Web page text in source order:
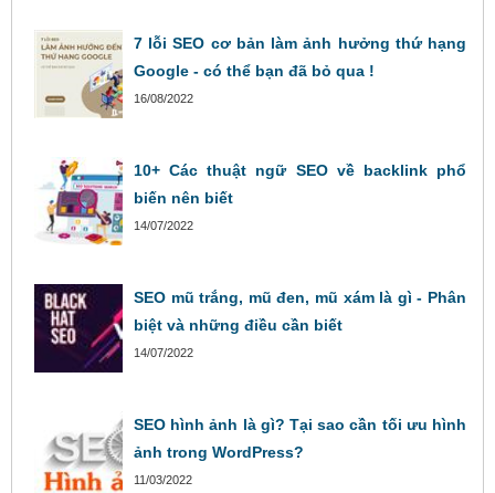
7 lỗi SEO cơ bản làm ảnh hưởng thứ hạng
Google - có thể bạn đã bỏ qua !
16/08/2022
10+ Các thuật ngữ SEO về backlink phổ
biến nên biết
14/07/2022
SEO mũ trắng, mũ đen, mũ xám là gì - Phân
biệt và những điều cần biết
14/07/2022
SEO hình ảnh là gì? Tại sao cần tối ưu hình
ảnh trong WordPress?
11/03/2022